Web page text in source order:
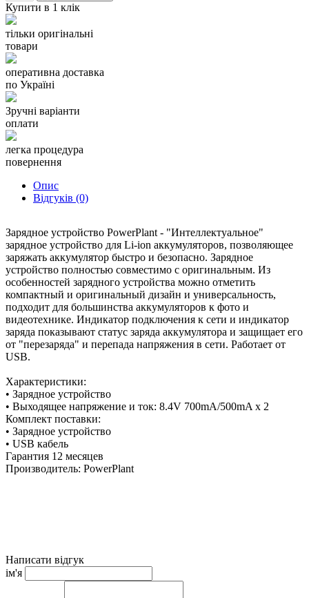
Данное зарядное устройство заряжает аккумуляторы:
Nikon
EN-EL14
Купити в 1 клік
тільки оригінальні
товари
оперативна доставка
по Україні
Зручні варіанти
оплати
легка процедура
повернення
Опис
Відгуків (0)
Зарядное устройство PowerPlant - "Интеллектуальное"
зарядное устройство для Li-ion аккумуляторов, позволяющее
заряжать аккумулятор быстро и безопасно. Зарядное
устройство полностью совместимо с оригинальным. Из
особенностей зарядного устройства можно отметить
компактный и оригинальный дизайн и универсальность,
подходит для большинства аккумуляторов к фото и
видеотехнике. Индикатор подключения к сети и индикатор
заряда показывают статус заряда аккумулятора и защищает его
от "перезаряда" и перепада напряжения в сети. Работает от
USB.
Характеристики:
• Зарядное устройство
• Выходящее напряжение и ток: 8.4V 700mA/500mA x 2
Комплект поставки:
• Зарядное устройство
• USB кабель
Гарантия 12 месяцев
Производитель: PowerPlant
Написати відгук
ім'я